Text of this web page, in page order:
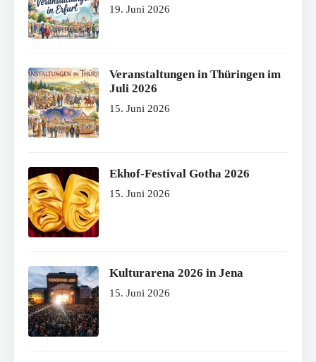
19. Juni 2026
Veranstaltungen in Thüringen im
Juli 2026
15. Juni 2026
Ekhof-Festival Gotha 2026
15. Juni 2026
Kulturarena 2026 in Jena
15. Juni 2026